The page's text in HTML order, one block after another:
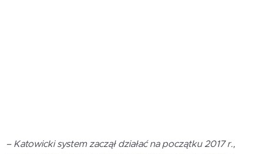
– Katowicki system zaczął działać na początku 2017 r.,